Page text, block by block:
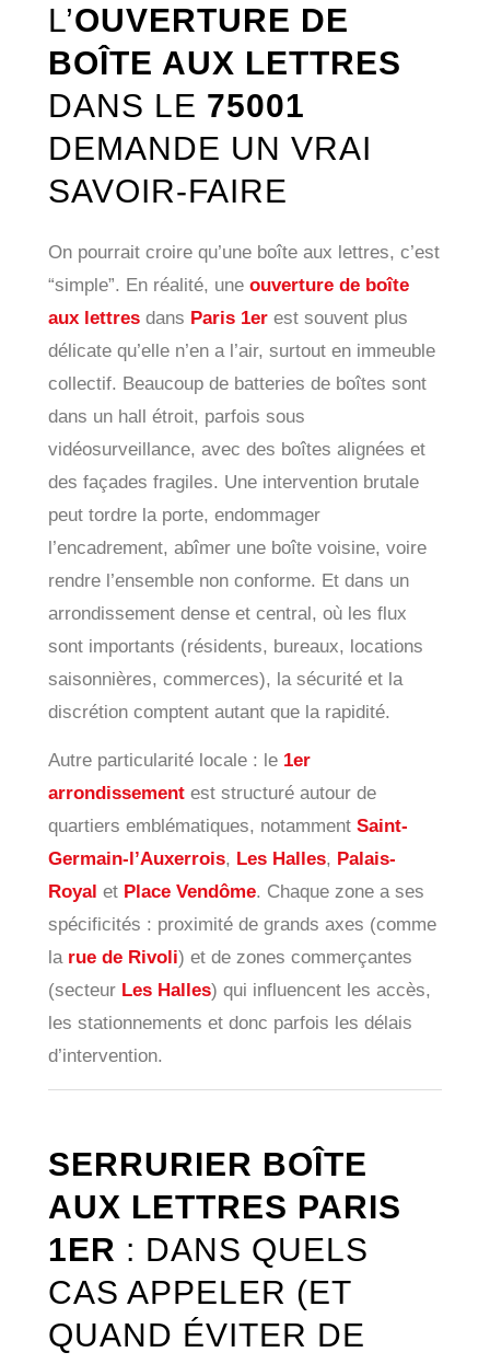
L’OUVERTURE DE
BOÎTE AUX LETTRES
DANS LE 75001
DEMANDE UN VRAI
SAVOIR-FAIRE
On pourrait croire qu’une boîte aux lettres, c’est
“simple”. En réalité, une ouverture de boîte
aux lettresdans Paris 1erest souvent plus
délicate qu’elle n’en a l’air, surtout en immeuble
collectif. Beaucoup de batteries de boîtes sont
dans un hall étroit, parfois sous
vidéosurveillance, avec des boîtes alignées et
des façades fragiles. Une intervention brutale
peut tordre la porte, endommager
l’encadrement, abîmer une boîte voisine, voire
rendre l’ensemble non conforme. Et dans un
arrondissement dense et central, où les flux
sont importants (résidents, bureaux, locations
saisonnières, commerces), la sécurité et la
discrétion comptent autant que la rapidité.
Autre particularité locale : le 1er
arrondissementest structuré autour de
quartiers emblématiques, notamment Saint-
Germain-l’Auxerrois, Les Halles, Palais-
Royal et Place Vendôme. Chaque zone a ses
spécificités : proximité de grands axes (comme
la rue de Rivoli) et de zones commerçantes
(secteur Les Halles) qui influencent les accès,
les stationnements et donc parfois les délais
d’intervention.
SERRURIER BOÎTE
AUX LETTRES PARIS
1ER : DANS QUELS
CAS APPELER (ET
QUAND ÉVITER DE